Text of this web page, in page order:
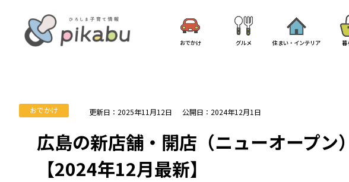
おでかけ グルメ 住まい・インテリア 暮
おでかけ 更新日：2025年11月12日 公開日：2024年12月1日
広島の新店舗・開店（ニューオープン
【2024年12月最新】